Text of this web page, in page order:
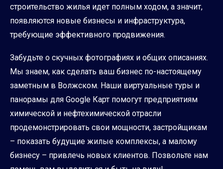
строительство жилья идет полным ходом, а значит,
появляются новые бизнесы и инфраструктура,
требующие эффективного продвижения.
Забудьте о скучных фотографиях и общих описаниях.
Мы знаем, как сделать ваш бизнес по-настоящему
заметным в Волжском. Наши виртуальные туры и
панорамы для Google Карт помогут предприятиям
химической и нефтехимической отрасли
продемонстрировать свои мощности, застройщикам
– показать будущие жилые комплексы, а малому
бизнесу – привлечь новых клиентов. Позвольте нам